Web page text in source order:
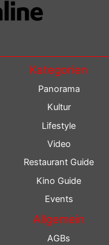
Kategorien
Panorama
Kultur
Lifestyle
Video
Restaurant Guide
Kino Guide
Events
Allgemein
AGBs